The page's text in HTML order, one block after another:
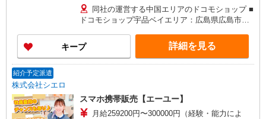
円 ※30時間の時間外勤務手当を含む ■初年度年収
例：305万〜539万円 【ドコモ資格手当】 ■最高月
額85,000円（年額1,020,000円）が支給される資格
手当です！ ・プレマイスター ：
3,500円 ・マイスター ：
14,000円 ・グランマイスター ：
同社の運営する中国エリアのドコモショップ ■
ドコモショップ宇品ベイエリア：広島県広島市南
カ ：岡山県玉野市宇野1-38-1 ショッピングモ
ールメルカ店内 ■ドコモショップ東紅陽
台 ：岡山県玉野市東紅陽台1-19-270 ■ドコ
城山西通り ：島根県松江市黒田町468-3
キープ 詳細を見る
紹介予定派遣
株式会社シエロ
スマホ携帯販売【エーユー】
月給259200円〜300000円（経験・能力によ